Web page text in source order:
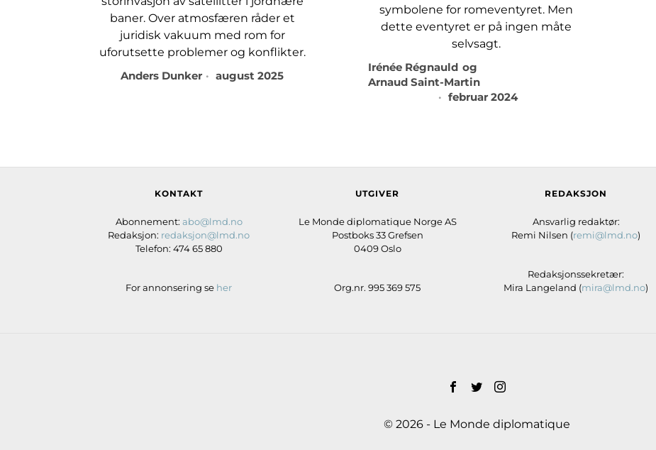
baner. Over atmosfæren råder et
juridisk vakuum med rom for
uforutsette problemer og konflikter.
Anders Dunker
august 2025
symbolene for romeventyret. Men
dette eventyret er på ingen måte
selvsagt.
Irénée Régnauld og
Arnaud Saint-Martin
februar 2024
KONTAKT
Abonnement: abo@lmd.no
Redaksjon: redaksjon@lmd.no
Telefon: 474 65 880
For annonsering se her
UTGIVER
Le Monde diplomatique Norge AS
Postboks 33 Grefsen
0409 Oslo
Org.nr. 995 369 575
REDAKSJON
Ansvarlig redaktør:
Remi Nilsen (remi@lmd.no)
Redaksjonssekretær:
Mira Langeland (mira@lmd.no)
© 2026 - Le Monde diplomatique